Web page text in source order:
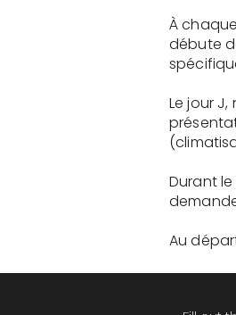
À
débute
Le jour
Durant
Au